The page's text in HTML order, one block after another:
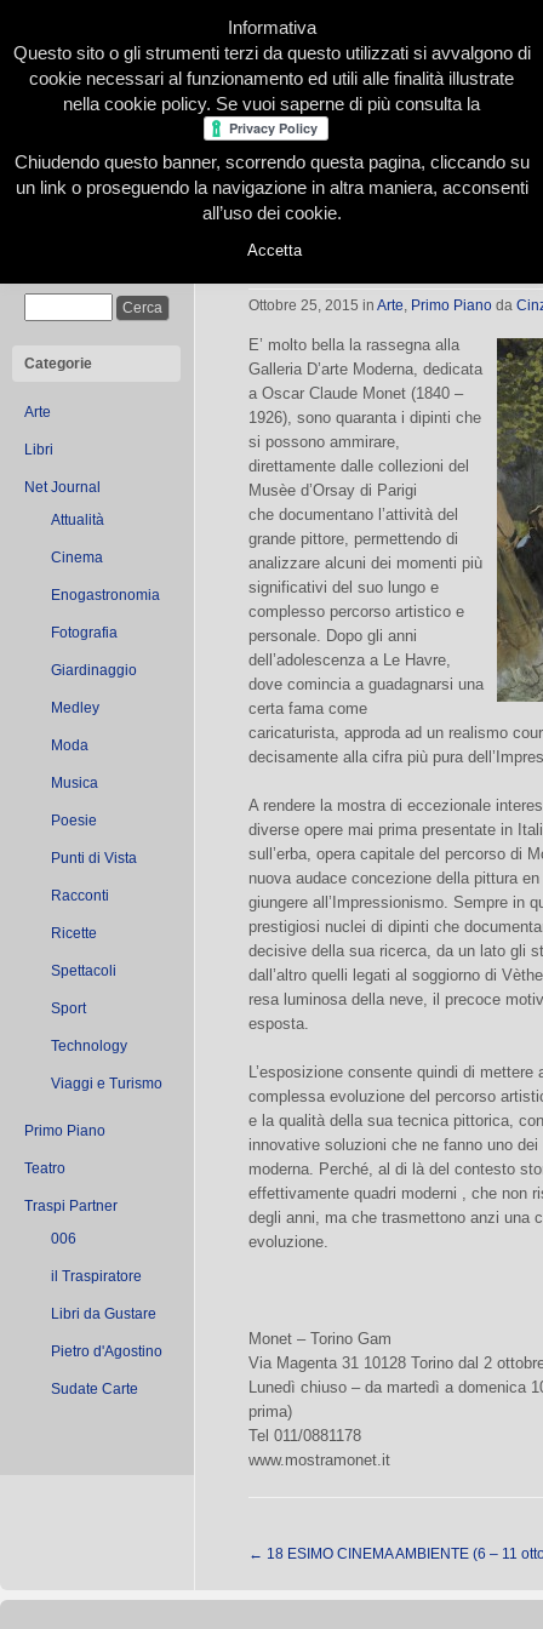
Home Presentazione Redazione Le nostre firme
Categorie
Arte
Libri
Net Journal
Attualità
Cinema
Enogastronomia
Fotografia
Giardinaggio
Medley
Moda
Musica
Poesie
Punti di Vista
Racconti
Ricette
Spettacoli
Sport
Technology
Viaggi e Turismo
Primo Piano
Teatro
Traspi Partner
006
il Traspiratore
Libri da Gustare
Pietro d'Agostino
Sudate Carte
MONET alla GAM di Torino fino al
Ottobre 25, 2015 in Arte, Primo Piano da
E’ molto bella la rassegna alla
Galleria D’arte Moderna, dedicata
a Oscar Claude Monet (1840 –
1926), sono quaranta i dipinti che
si possono ammirare,
direttamente dalle collezioni del
Musèe d’Orsay di Parigi
che documentano l’attività del
grande pittore, permettendo di
analizzare alcuni dei momenti più
significativi del suo lungo e
complesso percorso artistico e
personale. Dopo gli anni
dell’adolescenza a Le Havre,
dove comincia a guadagnarsi una
certa fama come
caricaturista, approda ad un realismo
decisamente alla cifra più pura
A rendere la mostra di eccezionale
diverse opere mai prima presentate in
sull’erba, opera capitale del percorso di
nuova audace concezione della pittura
giungere all’Impressionismo. Sempre in
prestigiosi nuclei di dipinti che
decisive della sua ricerca, da un lato gli
dall’altro quelli legati al soggiorno di
resa luminosa della neve, il precoce
esposta.
L’esposizione consente quindi di
complessa evoluzione del percorso
e la qualità della sua tecnica pittorica,
innovative soluzioni che ne fanno uno dei
moderna. Perché, al di là del contesto
effettivamente quadri moderni , che non
degli anni, ma che trasmettono anzi una
evoluzione.
Monet – Torino Gam
Via Magenta 31 10128 Torino dal 2
Lunedì chiuso – da martedì a domenica
prima)
Tel 011/0881178
www.mostramonet.it
← 18 ESIMO CINEMA AMBIENTE (6 – 11
Informativa
Questo sito o gli strumenti terzi da questo utilizzati si avvalgono di
cookie necessari al funzionamento ed utili alle finalità illustrate
nella cookie policy. Se vuoi saperne di più consulta la
Chiudendo questo banner, scorrendo questa pagina, cliccando su
un link o proseguendo la navigazione in altra maniera, acconsenti
all’uso dei cookie.
Accetta